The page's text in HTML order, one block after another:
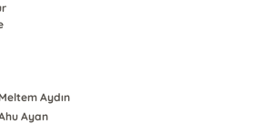
Meltem Aydın
Ayan